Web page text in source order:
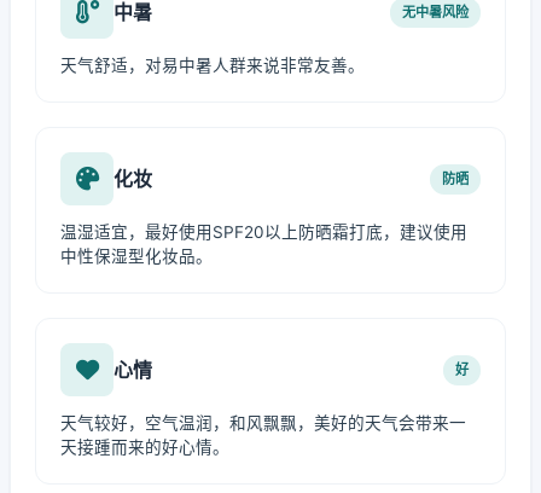
中暑 无中暑风险
天气舒适，对易中暑人群来说非常友善。
化妆 防晒
温湿适宜，最好使用SPF20以上防晒霜打底，建议使用
中性保湿型化妆品。
心情 好
天气较好，空气温润，和风飘飘，美好的天气会带来一
天接踵而来的好心情。